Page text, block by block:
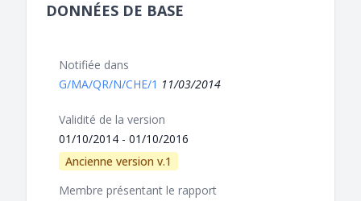
DONNÉES DE BASE
Notifiée dans
G/MA/QR/N/CHE/1 11/03/2014
Validité de la version
01/10/2014 - 01/10/2016
Ancienne version v.1
Membre présentant le rapport